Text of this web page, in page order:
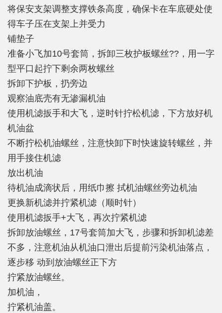
将保安支架调整支撑铁条高度，确保卡在车底硬处使
得车子压在支架上并受力
铺垫子
准备小飞加10号套筒，拆卸三枚护板螺丝??，用一字
型平口起拧下剩余两枚螺丝
拆卸下护板，扔旁边
观察油底壳有无渗漏机油
使用机滤扳手和大飞，逆时针拧松机滤，下方放好机
机油盆
不断拧松机油螺丝，注意快卸下时快速旋转螺丝，并
用手接住机滤
放出机油
待机油成滴状后，用纸巾擦 拭机油螺丝旁边机油
更换新机滤并拧紧机滤（顺时针）
使用机滤扳手+大飞，再次拧紧机滤
拆卸放油螺丝，17号套筒加大飞，步骤和拆卸机滤差
不多，注意机油从机油口泄出后提前污染机油落点，
逐步移 动到放油螺丝正下方
拧紧放油螺丝。
加机油，
拧紧机油盖。